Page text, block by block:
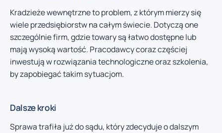
Kradzieże wewnętrzne to problem, z którym mierzy się
wiele przedsiębiorstw na całym świecie. Dotyczą one
szczególnie firm, gdzie towary są łatwo dostępne lub
mają wysoką wartość. Pracodawcy coraz częściej
inwestują w rozwiązania technologiczne oraz szkolenia,
by zapobiegać takim sytuacjom.
Dalsze kroki
Sprawa trafiła już do sądu, który zdecyduje o dalszym